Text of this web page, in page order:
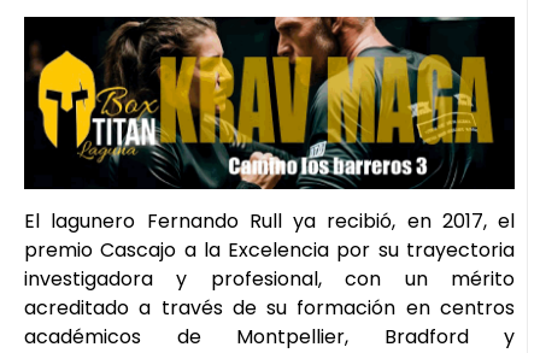
El lagunero Fernando Rull ya recibió, en 2017, el
premio Cascajo a la Excelencia por su trayectoria
investigadora y profesional, con un mérito
acreditado a través de su formación en centros
académicos de Montpellier, Bradford y